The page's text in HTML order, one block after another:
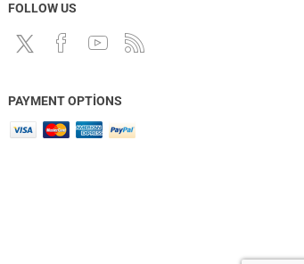
FOLLOW US
PAYMENT OPTIONS